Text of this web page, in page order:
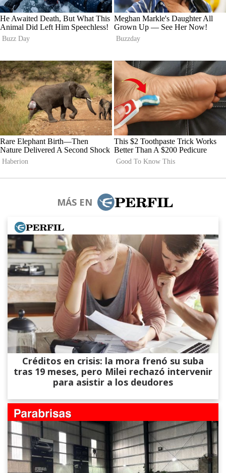
MÁS EN
Créditos en crisis: la mora frenó su suba
tras 19 meses, pero Milei rechazó intervenir
para asistir a los deudores